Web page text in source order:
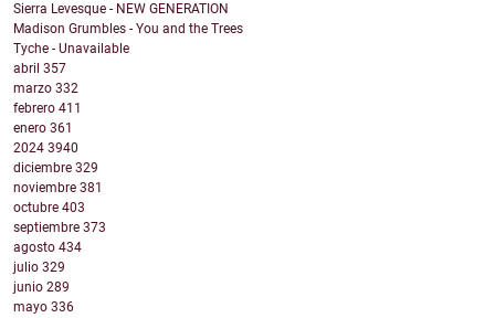
Sierra Levesque - NEW GENERATION
Madison Grumbles - You and the Trees
Tyche - Unavailable
abril 357
marzo 332
febrero 411
enero 361
2024 3940
diciembre 329
noviembre 381
octubre 403
septiembre 373
agosto 434
julio 329
junio 289
mayo 336